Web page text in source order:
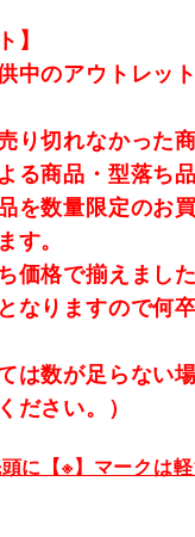
】
中のアウトレッ
り切れなかった
る商品・型落ち
を数量限定のお
す。
価格で揃えまし
なりますので何
は数が足らない
ださい。）
に【※】マークは